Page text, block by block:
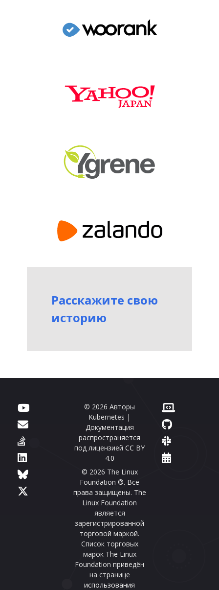
Расскажите свою
историю
© 2026 Авторы
Kubernetes |
Документация
распространяется
под лицензией CC BY
4.0
© 2026 The Linux
Foundation ®. Все
права защищены. The
Linux Foundation
является
зарегистрированной
торговой маркой.
Список торговых
марок The Linux
Foundation приведён
на странице
использования